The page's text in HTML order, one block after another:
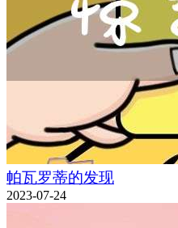
帕瓦罗蒂的发现
2023-07-24